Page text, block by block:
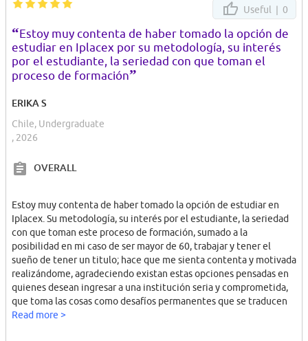
Useful | 0
“Estoy muy contenta de haber tomado la opción de
estudiar en Iplacex por su metodología, su interés
por el estudiante, la seriedad con que toman el
proceso de formación”
ERIKA S
Chile, Undergraduate
, 2026
OVERALL
Estoy muy contenta de haber tomado la opción de estudiar en
Iplacex. Su metodología, su interés por el estudiante, la seriedad
con que toman este proceso de formación, sumado a la
posibilidad en mi caso de ser mayor de 60, trabajar y tener el
sueño de tener un titulo; hace que me sienta contenta y motivada
realizándome, agradeciendo existan estas opciones pensadas en
quienes desean ingresar a una institución seria y comprometida,
que toma las cosas como desafíos permanentes que se traducen
en solo beneficios y educación de calidad para quienes somos sus
Read more >